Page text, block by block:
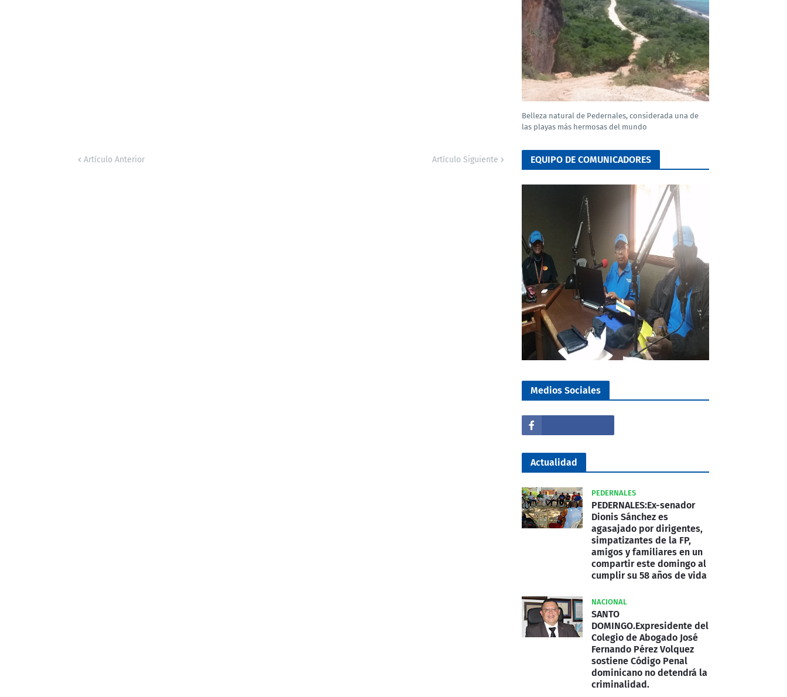
Artículo Anterior Artículo Siguiente
Belleza natural de Pedernales, considerada una de
las playas más hermosas del mundo
EQUIPO DE COMUNICADORES
Medios Sociales
Actualidad
PEDERNALES
PEDERNALES:Ex-senador
Dionis Sánchez es
agasajado por dirigentes,
simpatizantes de la FP,
amigos y familiares en un
compartir este domingo al
cumplir su 58 años de vida
NACIONAL
SANTO
DOMINGO.Expresidente del
Colegio de Abogado José
Fernando Pérez Volquez
sostiene Código Penal
dominicano no detendrá la
criminalidad.